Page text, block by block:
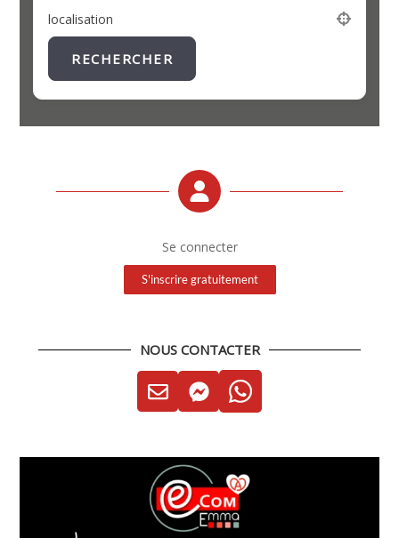
localisation
RECHERCHER
Se connecter
S'inscrire gratuitement
NOUS CONTACTER